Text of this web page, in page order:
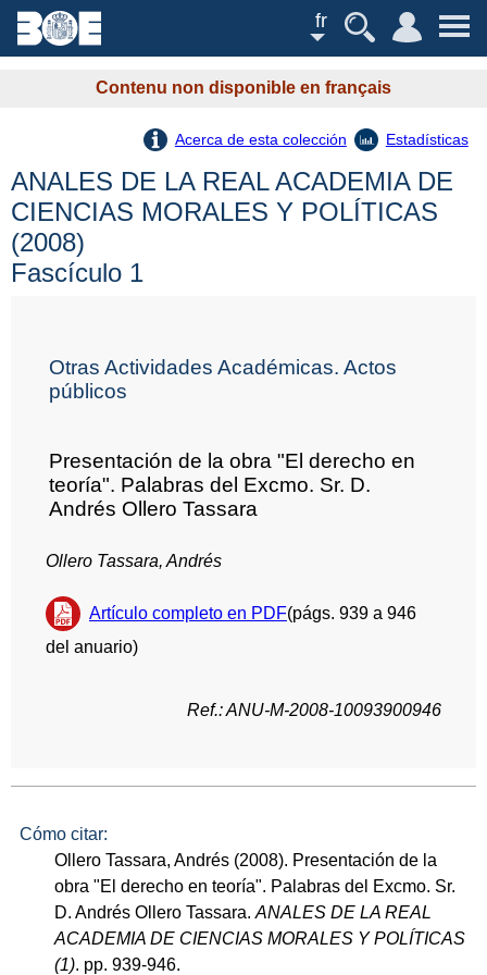
fr
Contenu non disponible en français
Acerca de esta colección Estadísticas
ANALES DE LA REAL ACADEMIA DE
CIENCIAS MORALES Y POLÍTICAS
(2008)
Fascículo 1
Otras Actividades Académicas. Actos
públicos
Presentación de la obra "El derecho en
teoría". Palabras del Excmo. Sr. D.
Andrés Ollero Tassara
Ollero Tassara, Andrés
Artículo completo en PDF(págs. 939 a 946
del anuario)
Ref.: ANU-M-2008-10093900946
Cómo citar:
Ollero Tassara, Andrés (2008). Presentación de la
obra "El derecho en teoría". Palabras del Excmo. Sr.
D. Andrés Ollero Tassara.ANALES DE LA REAL
ACADEMIA DE CIENCIAS MORALES Y POLÍTICAS
(1). pp. 939-946.